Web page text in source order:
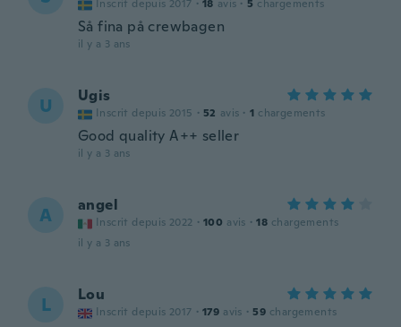
Inscrit depuis 2017 · 18 avis · 5 chargements
Så fina på crewbagen
il y a 3 ans
U Ugis
Inscrit depuis 2015 · 52 avis · 1 chargements
Good quality A++ seller
il y a 3 ans
A angel
Inscrit depuis 2022 · 100 avis · 18 chargements
il y a 3 ans
L Lou
Inscrit depuis 2017 · 179 avis · 59 chargements